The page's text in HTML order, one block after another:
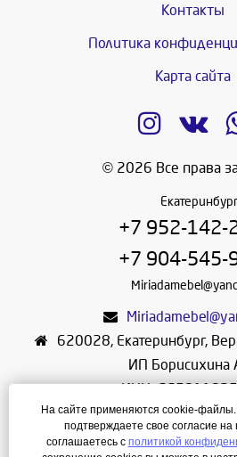
Контакты
Политика
Карта сайта
© 2026 Все права
+7 952-142-
+7 904-545-
620028, Екатеринбург,
ИП Борисихина
ИНН:
ОГРНИП:
Режим работы: Ежедневно
На сайте применяются cookie-файлы.
подтверждаете свое согласие на
соглашаетесь с политикой